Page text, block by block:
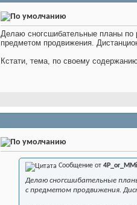
Делаю сногсшибательные планы по
предметом продвижения.
Кстати, тема, по своему
Сообщение от
Делаю сногсшибательные
с предметом продвижения.